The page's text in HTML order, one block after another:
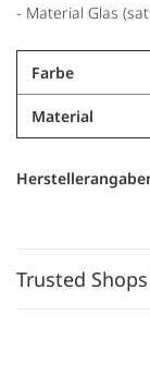
- Material Glas
Farbe
Material
Trusted